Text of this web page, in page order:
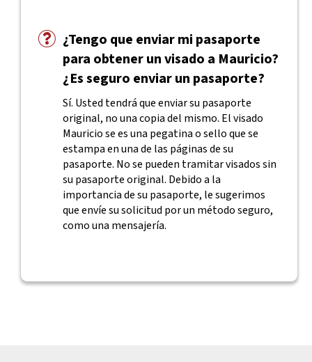
¿Tengo que enviar mi pasaporte
para obtener un visado a Mauricio?
¿Es seguro enviar un pasaporte?
Sí. Usted tendrá que enviar su pasaporte
original, no una copia del mismo. El visado
Mauricio se es una pegatina o sello que se
estampa en una de las páginas de su
pasaporte. No se pueden tramitar visados sin
su pasaporte original. Debido a la
importancia de su pasaporte, le sugerimos
que envíe su solicitud por un método seguro,
como una mensajería.